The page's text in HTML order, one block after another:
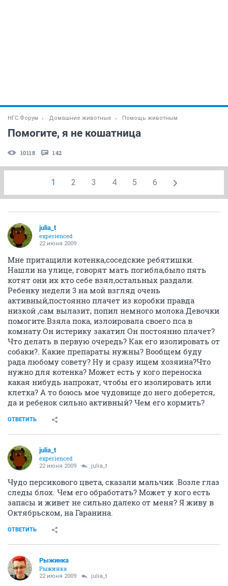
НГС.Форум Домашние животные Помощь животным
Помогите, я не кошатница
10118 142
1 2 3 4 5 6
julia_t
experienced
22 июня 2009
Мне притащили котенка,соседские ребятишки.
Нашли на улице, говорят мать погибла,было пять
котят они их кто себе взял,остальных раздали.
Ребенку недели 3 на мой взгляд очень
активный,постоянно плачет из коробки правда
низкой ,сам вылазит, попил немного молока.Девочки
помогите.Взяла пока, излоировала своего пса в
комнату.Он истерику закатил Он постоянно плачет?
Что делать в первую очередь? Как его изолировать от
собаки?. Какие препараты нужны? Вообщем буду
рада любому совету? Ну и сразу ищем хозяина?Что
нужно для котенка? Может есть у кого переноска
какая нибудь напрокат, чтобы его изолировать или
клетка? А то боюсь мое чудовище до него доберется,
да и ребенок сильно активный? Чем его кормить?
ОТВЕТИТЬ
julia_t
experienced
22 июня 2009 julia_t
Чудо персикового цвета, сказали мальчик .Возле глаз
следы блох. Чем его обработать? Может у кого есть
запасы и живет не сильно далеко от меня? Я живу в
Октябрьском, на Гаранина.
ОТВЕТИТЬ
Рыжинка
Рыжинка
22 июня 2009 julia_t